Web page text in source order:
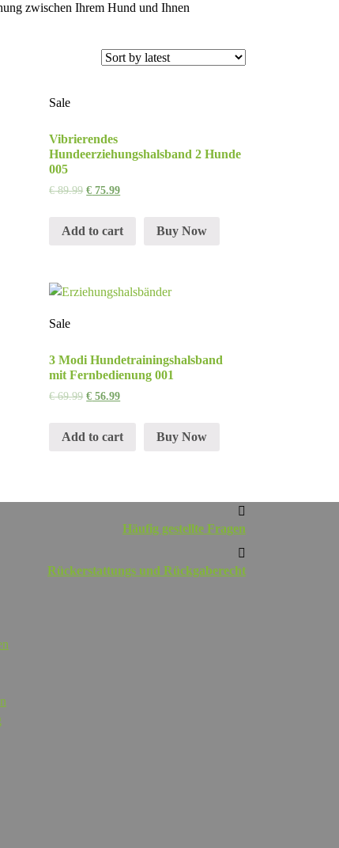
zwischen Ihrem Hund und Ihnen
Sale
Vibrierendes
Hundeerziehungshalsband 2 Hunde
005
€89.99 € 75.99
Add to cart Buy Now
Sale
3 Modi Hundetrainingshalsband
mit Fernbedienung 001
€69.99 € 56.99
Add to cart Buy Now
Häufig gestellte Fragen
Rückerstattungs und Rückgaberecht